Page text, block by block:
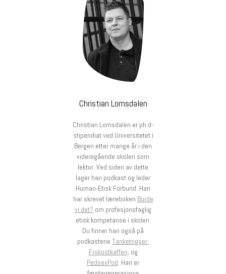
Christian Lomsdalen
Christian Lomsdalen er ph.d-
stipendiat ved Universitetet i
Bergen etter mange år i den
videregående skolen som
lektor. Ved siden av dette
lager han podkast og leder
Human-Etisk Forbund. Han
har skrevet læreboken Burde
vi det? om profesjonsfaglig
etisk kompetanse i skolen.
Du finner han også på
podkastene Tanketrigger,
Frokostkaffen, og
PedsexPod. Han er